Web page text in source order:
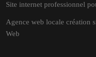
Site internet professionnel
Agence web locale création
Web